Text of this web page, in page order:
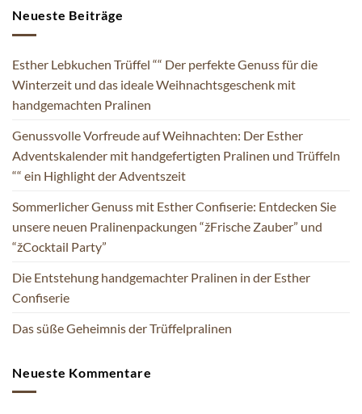
Neueste Beiträge
Esther Lebkuchen Trüffel ““ Der perfekte Genuss für die
Winterzeit und das ideale Weihnachtsgeschenk mit
handgemachten Pralinen
Genussvolle Vorfreude auf Weihnachten: Der Esther
Adventskalender mit handgefertigten Pralinen und Trüffeln
““ ein Highlight der Adventszeit
Sommerlicher Genuss mit Esther Confiserie: Entdecken Sie
unsere neuen Pralinenpackungen “žFrische Zauber” und
“žCocktail Party”
Die Entstehung handgemachter Pralinen in der Esther
Confiserie
Das süße Geheimnis der Trüffelpralinen
Neueste Kommentare